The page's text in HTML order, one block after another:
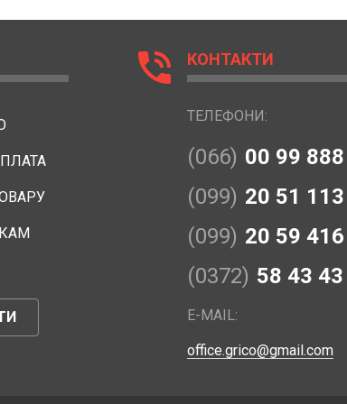
phone_in_talk КОНТАКТИ
ТЕЛЕФОНИ:
(066) 00 99 888
(099) 20 51 113
(099) 20 59 416
(0372) 58 43 43
E-MAIL:
office.grico@gmail.com